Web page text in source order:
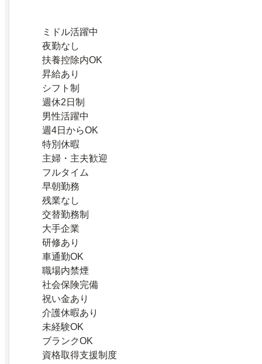
ミドル活躍中
夜勤なし
扶養控除内OK
昇給あり
シフト制
週休2日制
男性活躍中
週4日からOK
特別休暇
主婦・主夫歓迎
フルタイム
早朝勤務
残業なし
交替勤務制
大手企業
研修あり
車通勤OK
職場内禁煙
社会保険完備
祝い金あり
介護休暇あり
未経験OK
ブランクOK
資格取得支援制度